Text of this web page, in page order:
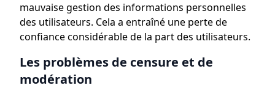
mauvaise gestion des informations personnelles
des utilisateurs. Cela a entraîné une perte de
confiance considérable de la part des utilisateurs.
Les problèmes de censure et de
modération